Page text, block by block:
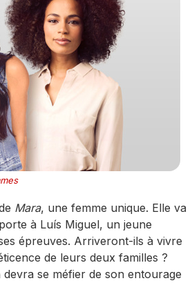
Mara, une femme unique. Elle va
à Luís Miguel, un jeune
épreuves. Arriveront-ils à vivre
de leurs deux familles ?
se méfier de son entourage